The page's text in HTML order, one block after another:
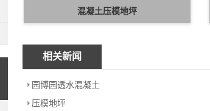
混凝土压模地坪
相关新闻
园博园透水混凝土
压模地坪